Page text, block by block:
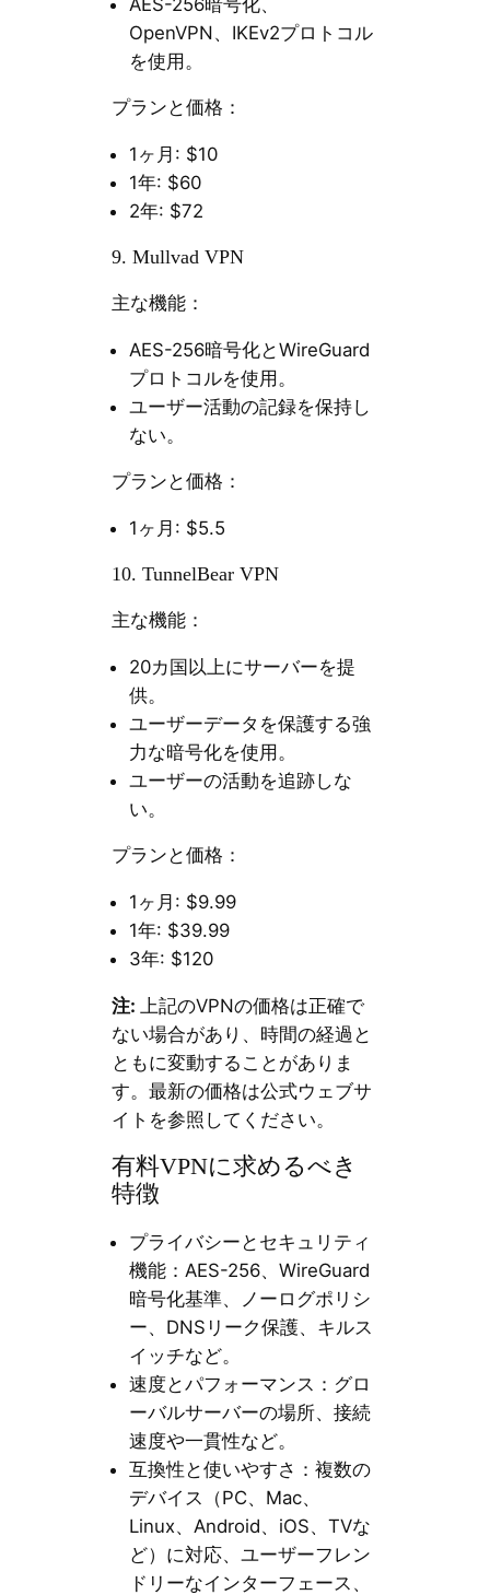
OpenVPN、IKEv2プロトコル
を使用。
プランと価格：
1ヶ月: $10
1年: $60
2年: $72
9. Mullvad VPN
主な機能：
AES-256暗号化とWireGuard
プロトコルを使用。
ユーザー活動の記録を保持し
ない。
プランと価格：
1ヶ月: $5.5
10. TunnelBear VPN
主な機能：
20カ国以上にサーバーを提
供。
ユーザーデータを保護する強
力な暗号化を使用。
ユーザーの活動を追跡しな
い。
プランと価格：
1ヶ月: $9.99
1年: $39.99
3年: $120
注: 上記のVPNの価格は正確で
ない場合があり、時間の経過と
ともに変動することがありま
す。最新の価格は公式ウェブサ
イトを参照してください。
有料VPNに求めるべき
特徴
プライバシーとセキュリティ
機能：AES-256、WireGuard
暗号化基準、ノーログポリシ
ー、DNSリーク保護、キルス
イッチなど。
速度とパフォーマンス：グロ
ーバルサーバーの場所、接続
速度や一貫性など。
互換性と使いやすさ：複数の
デバイス（PC、Mac、
Linux、Android、iOS、TVな
ど）に対応、ユーザーフレン
ドリーなインターフェース、